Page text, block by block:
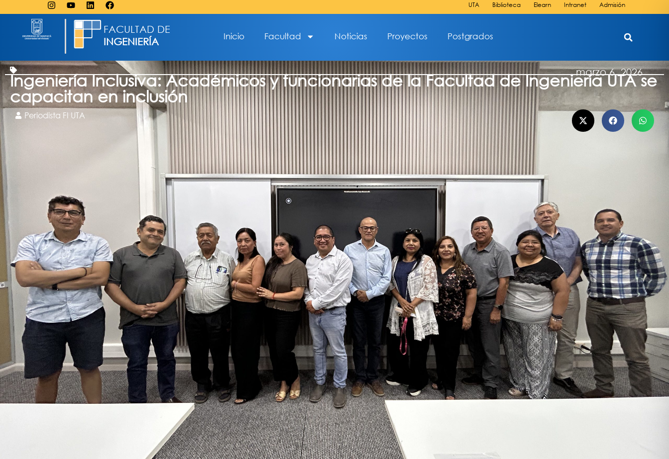
UTA Biblioteca Elearn Intranet Admisión
FACULTAD DE
INGENIERÍA
Inicio Facultad Noticias Proyectos Postgrados
marzo 6, 2026
Ingeniería Inclusiva: Académicos y funcionarias de la Facultad de Ingeniería UTA se
capacitan en inclusión
Periodista FI UTA